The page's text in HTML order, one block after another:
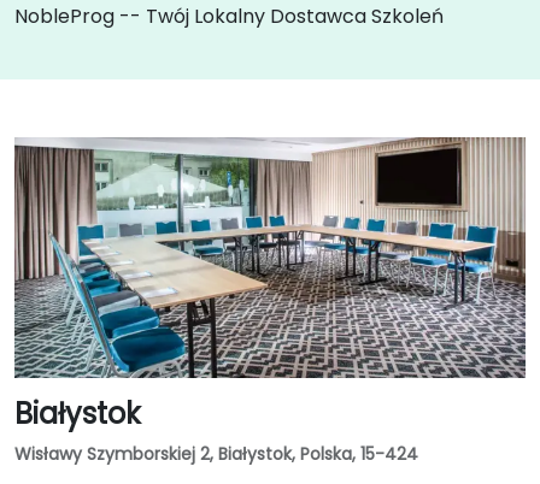
NobleProg -- Twój Lokalny Dostawca Szkoleń
Białystok
Wisławy Szymborskiej 2, Białystok, Polska, 15-424